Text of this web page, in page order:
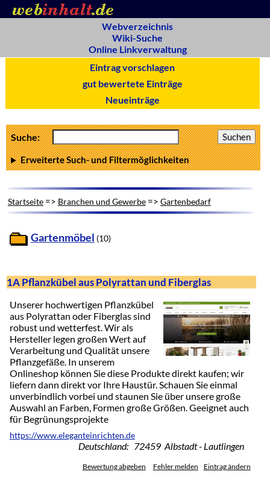
Webverzeichnis
Wiki-Suche
Online Linkverwaltung
Eintrag vorschlagen
gut bewertete Einträge
Neueinträge
Suche:
Erweiterte Such- und Filtermöglichkeiten
Startseite=> Branchen und Gewerbe=> Gartenbedarf
Gartenmöbel (10)
1A Pflanzkübel aus Polyrattan und Fiberglas
Unserer hochwertigen Pflanzkübel
aus Polyrattan oder Fiberglas sind
robust und wetterfest. Wir als
Hersteller legen großen Wert auf
Verarbeitung und Qualität unsere
Pflanzgefäße. In unserem
Onlineshop können Sie diese Produkte direkt kaufen; wir
liefern dann direkt vor Ihre Haustür. Schauen Sie einmal
unverbindlich vorbei und staunen Sie über unsere große
Auswahl an Farben, Formen große Größen. Geeignet auch
für Begrünungsprojekte
https://www.eleganteinrichten.de
Deutschland: 72459 Albstadt - Lautlingen
Bewertung abgeben Fehler melden Eintrag ändern